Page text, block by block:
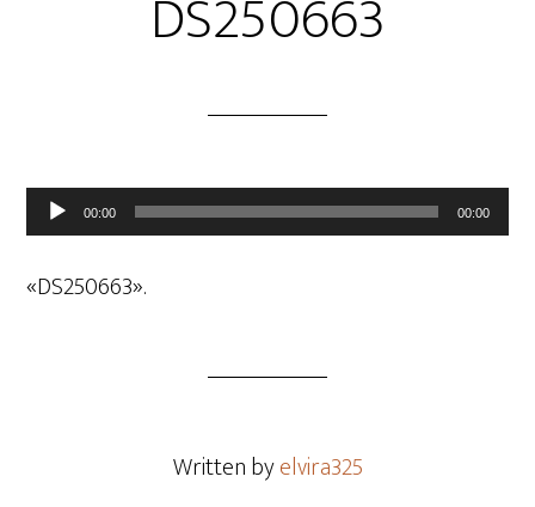
DS250663
Reproductor
de
audio
00:00 00:00
«DS250663».
Written byelvira325